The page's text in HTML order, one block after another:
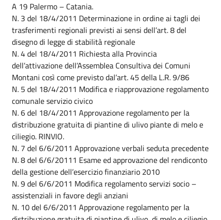
A 19 Palermo – Catania.
N. 3 del 18/4/2011 Determinazione in ordine ai tagli dei
trasferimenti regionali previsti ai sensi dell’art. 8 del
disegno di legge di stabilità regionale
N. 4 del 18/4/2011 Richiesta alla Provincia
dell’attivazione dell’Assemblea Consultiva dei Comuni
Montani così come previsto dal’art. 45 della L.R. 9/86
N. 5 del 18/4/2011 Modifica e riapprovazione regolamento
comunale servizio civico
N. 6 del 18/4/2011 Approvazione regolamento per la
distribuzione gratuita di piantine di ulivo piante di melo e
ciliegio. RINVIO.
N. 7 del 6/6/2011 Approvazione verbali seduta precedente
N. 8 del 6/6/20111 Esame ed approvazione del rendiconto
della gestione dell’esercizio finanziario 2010
N. 9 del 6/6/2011 Modifica regolamento servizi socio –
assistenziali in favore degli anziani
N. 10 del 6/6/2011 Approvazione regolamento per la